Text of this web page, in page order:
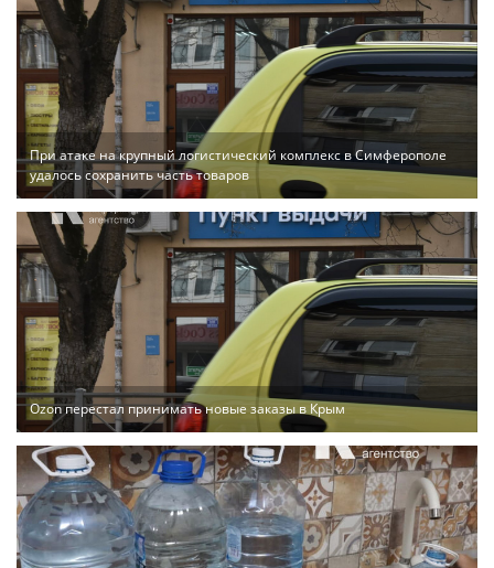
При атаке на крупный логистический комплекс в Симферополе
удалось сохранить часть товаров
Ozon перестал принимать новые заказы в Крым